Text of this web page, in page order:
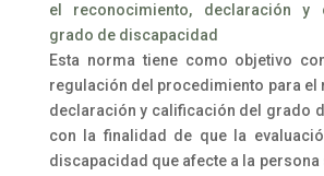
el reconocimiento, declaración y
grado de discapacidad
Esta norma tiene como objetivo
regulación del procedimiento para el
declaración y calificación del grado
con la finalidad de que la
discapacidad que afecte a la persona